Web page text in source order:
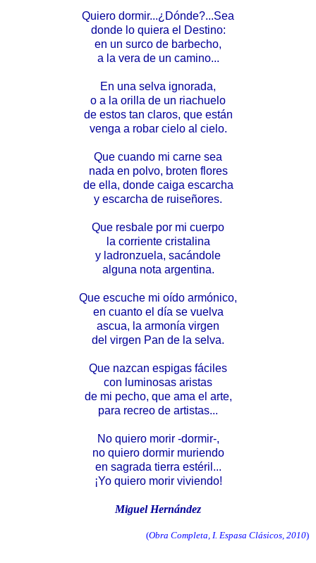
Quiero dormir...¿Dónde?...Sea
donde lo quiera el Destino:
en un surco de barbecho,
a la vera de un camino...
En una selva ignorada,
o a la orilla de un riachuelo
de estos tan claros, que están
venga a robar cielo al cielo.
Que cuando mi carne sea
nada en polvo, broten flores
de ella, donde caiga escarcha
y escarcha de ruiseñores.
Que resbale por mi cuerpo
la corriente cristalina
y ladronzuela, sacándole
alguna nota argentina.
Que escuche mi oído armónico,
en cuanto el día se vuelva
ascua, la armonía virgen
del virgen Pan de la selva.
Que nazcan espigas fáciles
con luminosas aristas
de mi pecho, que ama el arte,
para recreo de artistas...
No quiero morir -dormir-,
no quiero dormir muriendo
en sagrada tierra estéril...
¡Yo quiero morir viviendo!
Miguel Hernández
(Obra Completa, I. Espasa Clásicos, 2010)